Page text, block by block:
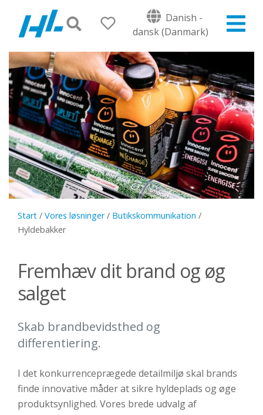
Danish -
dansk (Danmark)
Start / Vores løsninger/ Butikskommunikation /
Hyldebakker
Fremhæv dit brand og øg
salget
Skab brandbevidsthed og
differentiering.
I det konkurrenceprægede detailmiljø skal brands
finde innovative måder at sikre hyldeplads og øge
produktsynlighed. Vores brede udvalg af